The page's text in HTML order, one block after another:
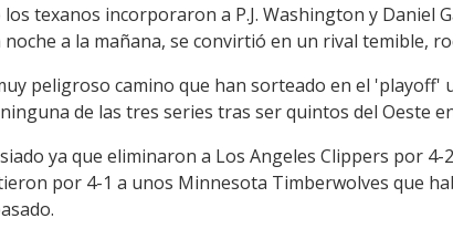
los texanos incorporaron a P.J. Washington y Daniel
noche a la mañana, se convirtió en un rival temible,
peligroso camino que han sorteado en el
de las tres series tras ser quintos del Oeste
ya que eliminaron a Los Angeles Clippers por
por 4-1 a unos Minnesota Timberwolves que